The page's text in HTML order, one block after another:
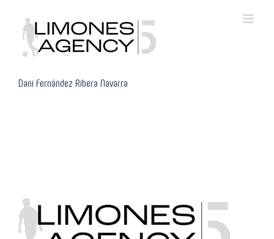
content
Dani Fernández Ribera Navarra